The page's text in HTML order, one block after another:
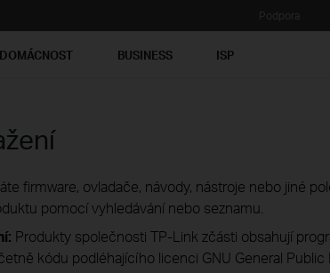
BUSINESS ISP
firmware, ovladače, návody, nástroje nebo jiné
pomocí vyhledávání nebo seznamu.
Produkty společnosti TP-Link zčásti obsahují
kódu podléhajícího licenci GNU General Public